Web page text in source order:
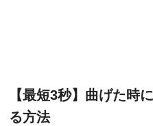
【最短3秒】曲げた時
る方法